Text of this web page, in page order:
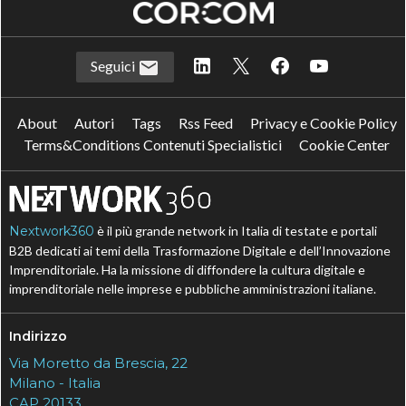
Seguici
About Autori Tags Rss Feed
Privacy e Cookie Policy
Terms&Conditions Contenuti Specialistici
Cookie Center
Nextwork360 è il più grande network in Italia di testate e portali
B2B dedicati ai temi della Trasformazione Digitale e dell’Innovazione
Imprenditoriale. Ha la missione di diffondere la cultura digitale e
imprenditoriale nelle imprese e pubbliche amministrazioni italiane.
Indirizzo
Via Moretto da Brescia, 22
Milano - Italia
CAP 20133